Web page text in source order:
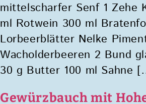
mittelscharfer Senf 1 Zehe
ml Rotwein 300 ml
Lorbeerblätter Nelke
Wacholderbeeren 2 Bund
30 g Butter 100 ml Sahne
Gewürzbauch mit